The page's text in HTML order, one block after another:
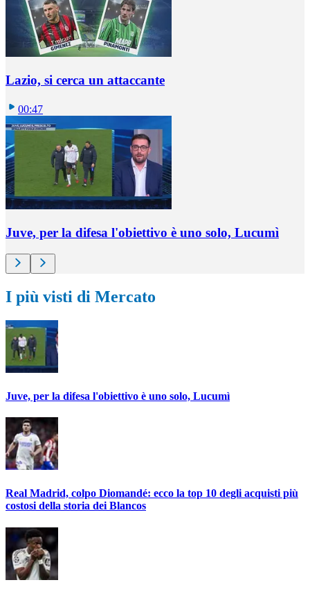
Lazio, si cerca un attaccante
00:47
Juve, per la difesa l'obiettivo è uno solo, Lucumì
I più visti di Mercato
Juve, per la difesa l'obiettivo è uno solo, Lucumì
Real Madrid, colpo Diomandé: ecco la top 10 degli acquisti più
costosi della storia dei Blancos